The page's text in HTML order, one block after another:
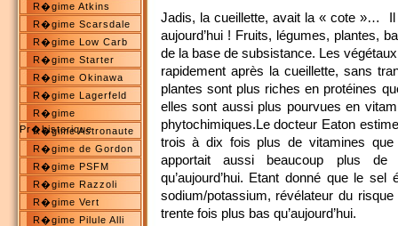
R�gime Atkins
R�gime Scarsdale
R�gime Low Carb
R�gime Starter
R�gime Okinawa
R�gime Lagerfeld
R�gime
Pr�historique
R�gime Astronaute
R�gime de Gordon
R�gime PSFM
R�gime Razzoli
R�gime Vert
R�gime Pilule Alli
Jadis, la cueillette, avait la « cote »…
aujourd’hui ! Fruits, légumes, plantes,
de la base de subsistance. Les
rapidement après la cueillette, sans
plantes sont plus riches en protéines
elles sont aussi plus pourvues en
phytochimiques.Le docteur Eaton
trois à dix fois plus de vitamines que
apportait aussi beaucoup plus
qu’aujourd’hui. Etant donné que le
sodium/potassium, révélateur du
trente fois plus bas qu’aujourd’hui.